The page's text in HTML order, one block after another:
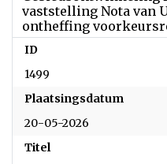
vaststelling Nota van
ontheffing
ID
1499
Plaatsingsdatum
20-05-2026
Titel